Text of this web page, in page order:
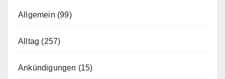
Allgemein (99)
Alltag (257)
Ankündigungen (15)